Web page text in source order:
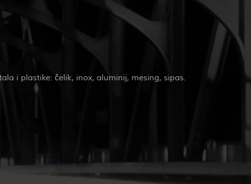
i plastike: čelik, inox, aluminij, mesing, sipas.